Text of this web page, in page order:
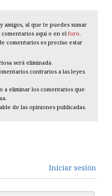
al que te puedes sumar
aquí o en el foro.
comentarios es preciso estar
será eliminada.
contrarios a las leyes
a eliminar los comentarios que
de las opiniones publicadas.
Iniciar sesión